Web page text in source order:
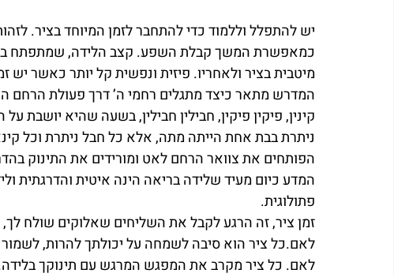
יש להתפלל וללמוד כדי להתחבר לזמן המיוחד בציר.
כמאפשרת המשך קבלת השפע. קצב הלידה, שמתפתח
מיטבית בציר ולאחריו. פיזית ונפשית קל יותר כאשר יש
המדרש מתאר כיצד מתגלים רחמי ה’ דרך פעולת הרחם
קינין, פיקין פיקין, חבילין חבילין, בשעה שהיא
ניתרת בבת אחת הייתה מתה, אלא כל חבל ניתרת וכל
הפותחים את צוואר הרחם לאט ומורידים את התינוק
המדע כיום מעיד שלידה בריאה הינה איטית והדרגתית
פתולוגית.
זמן ציר, זה הרגע לקבל את השליחים שאלוקים שולח
לאם.כל ציר הוא סיבה לשמחה על יכולתך להרות,
לאם. כל ציר מקרב את המפגש המרגש עם תינוקך